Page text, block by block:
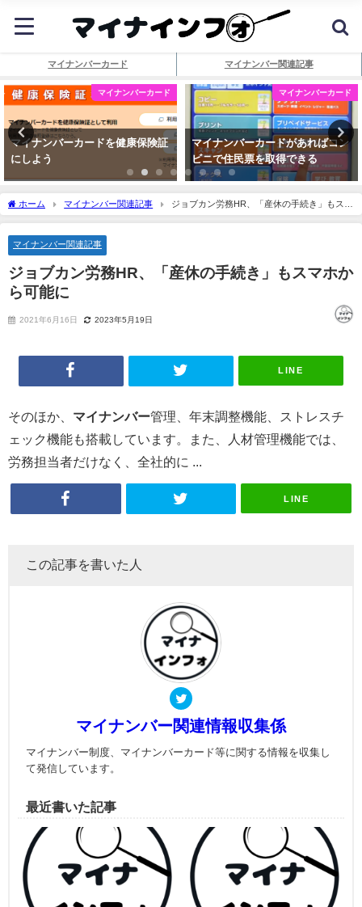
マイナンバーカード マイナンバー関連記事
マイナンバーカード
マイナンバーカードを健康保険証
にしよう
マイナンバーカード
マイナンバーカードがあればコン
ビニで住民票を取得できる
ホーム マイナンバー関連記事
ジョブカン労務HR、「産休の手続き」もスマ
ホから可能に
マイナンバー関連記事
ジョブカン労務HR、「産休の手続き」もスマホか
ら可能に
2021年6月16日 2023年5月19日
LINE
そのほか、 マイナンバー管理、年末調整機能、ストレスチ
ェック機能も搭載しています。また、人材管理機能では、
労務担当者だけなく、全社的に ...
LINE
この記事を書いた人
マイナンバー関連情報収集係
マイナンバー制度、マイナンバーカード等に関する情報を収集し
て発信しています。
最近書いた記事